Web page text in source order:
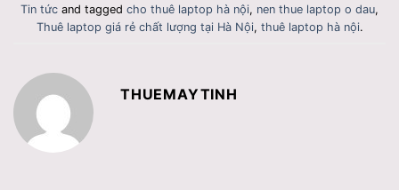
Tin tức and tagged cho thuê laptop hà nội, nen thue laptop o dau,
Thuê laptop giá rẻ chất lượng tại Hà Nội, thuê laptop hà nội.
THUEMAYTINH